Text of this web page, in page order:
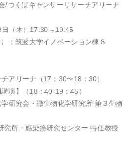
/つくばキャンサーリサーチアリーナ
（木）17:30～19:45
：筑波大学イノベーション棟８
アリーナ（17：30〜18：30）
演】（18：40-19：45）
研究会・微生物化学研究所 第３生物
究所・感染癌研究センター 特任教授